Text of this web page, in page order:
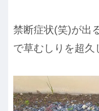
禁断症状(笑)が出
で草むしりを超久